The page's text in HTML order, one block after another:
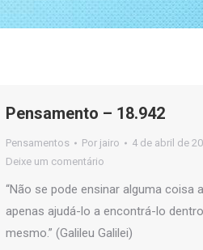
Pensamento – 18.942
Pensamentos Por jairo
4 de abril de
Deixe um comentário
“Não se pode ensinar alguma coisa
apenas ajudá-lo a encontrá-lo
mesmo.” (Galileu Galilei)